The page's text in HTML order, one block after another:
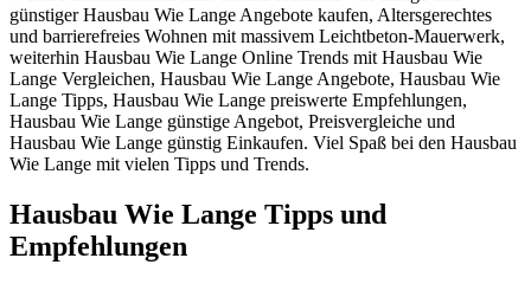
günstiger Hausbau Wie Lange Angebote kaufen, Altersgerechtes
und barrierefreies Wohnen mit massivem Leichtbeton-Mauerwerk,
weiterhin Hausbau Wie Lange Online Trends mit Hausbau Wie
Lange Vergleichen, Hausbau Wie Lange Angebote, Hausbau Wie
Lange Tipps, Hausbau Wie Lange preiswerte Empfehlungen,
Hausbau Wie Lange günstige Angebot, Preisvergleiche und
Hausbau Wie Lange günstig Einkaufen. Viel Spaß bei den Hausbau
Wie Lange mit vielen Tipps und Trends.
Hausbau Wie Lange Tipps und
Empfehlungen